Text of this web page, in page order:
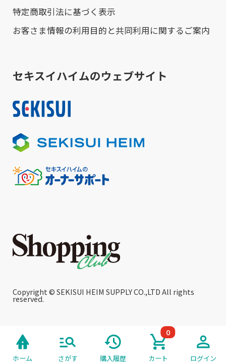
特定商取引法に基づく表示
お客さま情報の利用目的と共同利用に関するご案内
セキスイハイムのウェブサイト
Copyright © SEKISUI HEIM SUPPLY CO.,LTD All rights
reserved.
ホーム さがす 購入履歴 カート
0
ログイン